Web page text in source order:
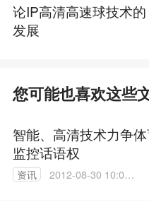
论IP高清高速球技术的
发展
您可能也喜欢这些
智能、高清技术力争
监控话语权
资讯
2012-08-30 10:03: